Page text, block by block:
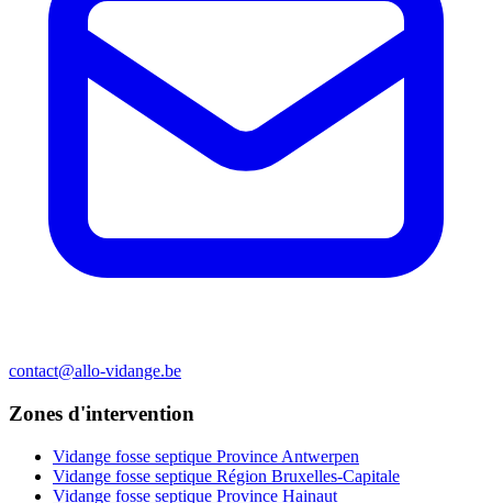
contact@allo-vidange.be
Zones d'intervention
Vidange fosse septique Province Antwerpen
Vidange fosse septique Région Bruxelles-Capitale
Vidange fosse septique Province Hainaut